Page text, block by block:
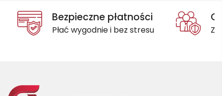
Bezpieczne płatności
Płać wygodnie i bez stresu